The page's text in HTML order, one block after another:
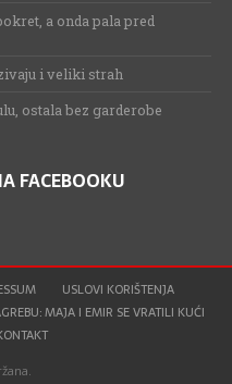
a onda pala pred
i veliki strah
ostala bez garderobe
FACEBOOKU
USLOVI KORIŠTENJA
MAJA I EMIR SE VRATILI KUĆI